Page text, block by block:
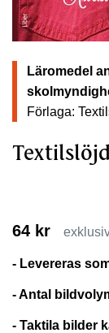
Läromedel
Förlaga:
64 kr
- Levereras
- Antal
- Taktila bilder